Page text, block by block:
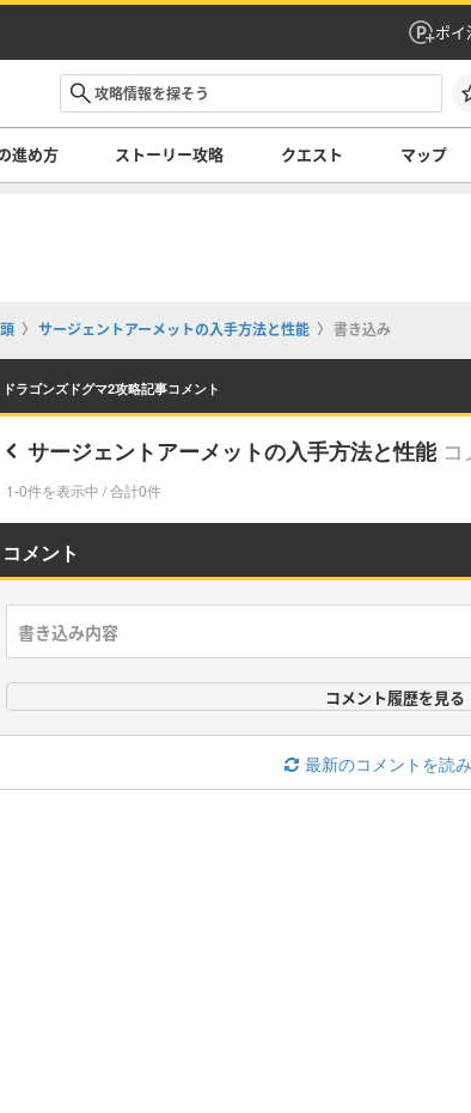
ポイ
進め方 ストーリー攻略 クエスト マップ
頭 サージェントアーメットの入手方法と性能 書き込み
ドラゴンズドグマ2攻略記事コメント
サージェントアーメットの入手方法と性能
1-0件を表示中 / 合計0件
コメント
コメント履歴を見る
最新のコメントを読